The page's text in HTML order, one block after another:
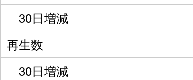
30日増減
再生数
30日増減